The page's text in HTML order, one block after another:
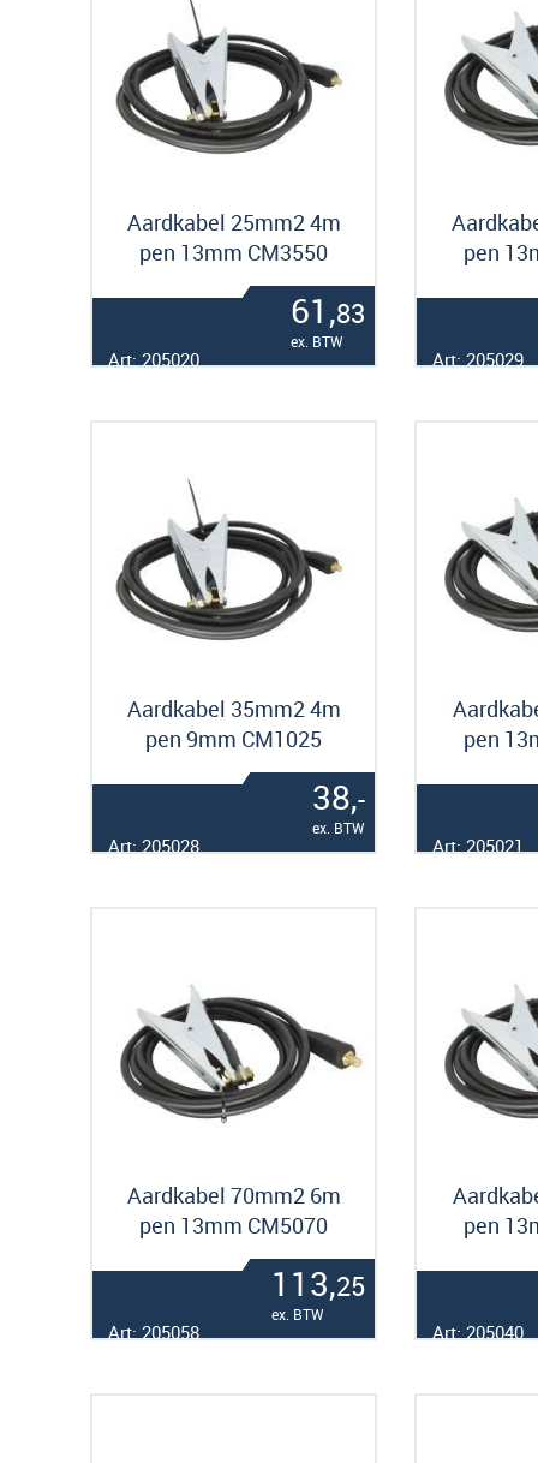
Aardkabel 25mm2 4m
pen 13mm CM3550
61,83
ex. BTW
Art: 205020
pen
Art: 205029
Aardkabel 35mm2 4m
pen 9mm CM1025
38,-
ex. BTW
Art: 205028
pen
Art: 205021
Aardkabel 70mm2 6m
pen 13mm CM5070
113,25
ex. BTW
Art: 205058
pen
Art: 205040